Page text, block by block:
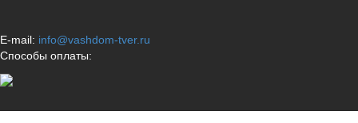
E-mail: info@vashdom-tver.ru
Способы оплаты: